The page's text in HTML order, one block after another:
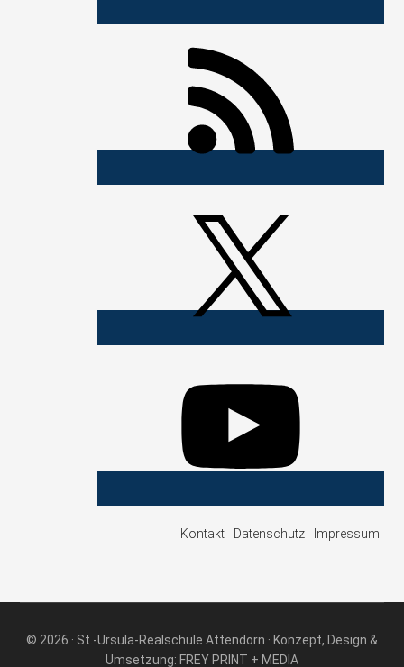
Kontakt Datenschutz Impressum
© 2026 · St.-Ursula-Realschule Attendorn · Konzept, Design &
Umsetzung: FREY PRINT + MEDIA